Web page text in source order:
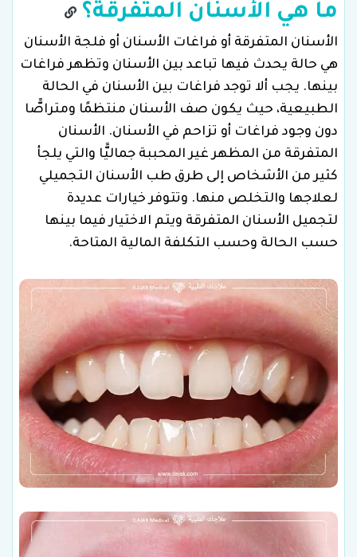
ما هي الأسنان المتفرقة؟
الأسنان المتفرقة أو فراغات الأسنان أو فلجة الأسنان
هي حالة يحدث فيها تباعد بين الأسنان وتظهر فراغات
بينها. يجب ألا توجد فراغات بين الأسنان في الحالة
الطبيعية، حيث يكون صف الأسنان منتظمًا ومتراصًّا
دون وجود فراغات أو تزاحم في الأسنان. الأسنان
المتفرقة من المظهر غير المحببة جماليًّا والتي يلجأ
كثير من الأشخاص إلى طرق طب الأسنان التجميلي
لعلاجها والتخلص منها. وتتوفر خيارات عديدة
لتجميل الأسنان المتفرقة ويتم الاختيار فيما بينها
حسب الحالة وحسب التكلفة المالية المتاحة.